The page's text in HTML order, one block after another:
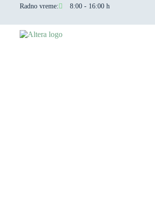
Radno vreme:
8:00 - 16:00 h